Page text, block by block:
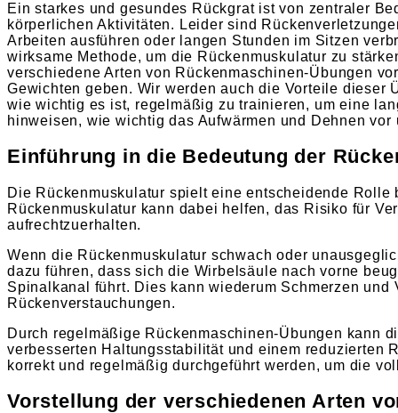
Ein starkes und gesundes Rückgrat ist von zentraler
körperlichen Aktivitäten. Leider sind
Arbeiten ausführen oder langen Stunden im Sitzen
wirksame Methode, um die Rückenmuskulatur zu
verschiedene Arten von Rückenmaschinen-Übungen
Gewichten geben. Wir werden auch die Vorteile dieser
wie wichtig es ist, regelmäßig zu trainieren, um eine
hinweisen, wie wichtig das Aufwärmen und Dehnen
Einführung in die Bedeutung der
Die Rückenmuskulatur spielt eine entscheidende
Rückenmuskulatur kann dabei helfen, das Risiko für
aufrechtzuerhalten.
Wenn die Rückenmuskulatur schwach oder
dazu führen, dass sich die Wirbelsäule nach vorne
Spinalkanal führt. Dies kann wiederum Schmerzen
Rückenverstauchungen.
Durch regelmäßige Rückenmaschinen-Übungen kann
verbesserten Haltungsstabilität und einem reduzierten
korrekt und regelmäßig durchgeführt werden, um die
Vorstellung der verschiedenen Arten